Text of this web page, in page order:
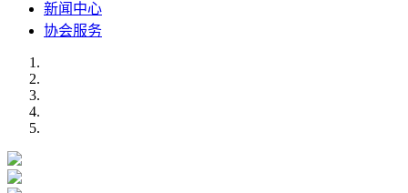
新闻中心
协会服务